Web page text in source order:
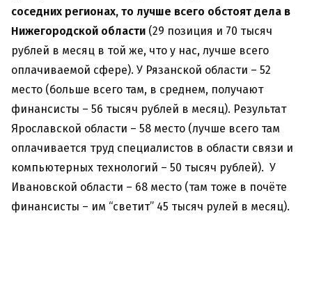
соседних регионах, то лучше всего обстоят дела в
Нижегородской области (29 позиция и 70 тысяч
рублей в месяц в той же, что у нас, лучше всего
оплачиваемой сфере). У Рязанской области – 52
место (больше всего там, в среднем, получают
финансисты – 56 тысяч рублей в месяц). Результат
Ярославской области – 58 место (лучше всего там
оплачивается труд специалистов в области связи и
компьютерных технологий – 50 тысяч рублей). У
Ивановской области – 68 место (там тоже в почёте
финансисты – им “светит” 45 тысяч рулей в месяц).